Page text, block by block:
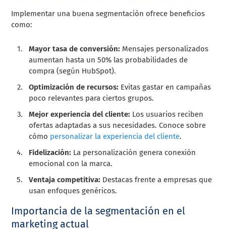
Implementar una buena segmentación ofrece beneficios
como:
Mayor tasa de conversión: Mensajes personalizados
aumentan hasta un 50% las probabilidades de
compra (según HubSpot).
Optimización de recursos: Evitas gastar en campañas
poco relevantes para ciertos grupos.
Mejor experiencia del cliente: Los usuarios reciben
ofertas adaptadas a sus necesidades. Conoce sobre
cómo personalizar la experiencia del cliente.
Fidelización: La personalización genera conexión
emocional con la marca.
Ventaja competitiva: Destacas frente a empresas que
usan enfoques genéricos.
Importancia de la segmentación en el
marketing actual